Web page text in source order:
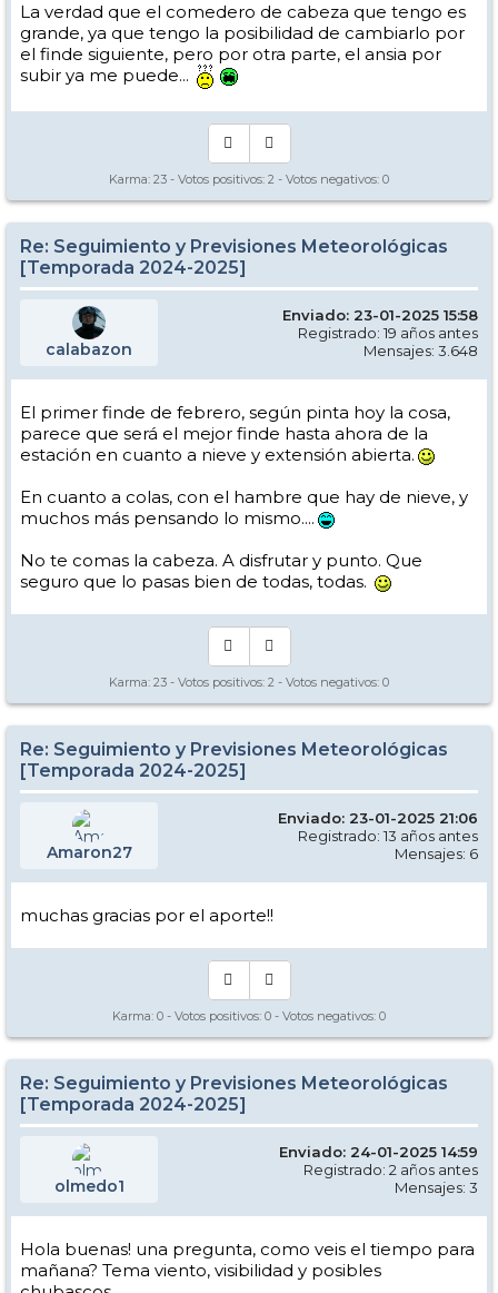
La verdad que el comedero de cabeza que tengo es
grande, ya que tengo la posibilidad de cambiarlo por
el finde siguiente, pero por otra parte, el ansia por
subir ya me puede...
Karma: 23 - Votos positivos: 2 - Votos negativos: 0
Re: Seguimiento y Previsiones Meteorológicas
[Temporada 2024-2025]
calabazon
Enviado: 23-01-2025 15:58
Registrado: 19 años antes
Mensajes: 3.648
El primer finde de febrero, según pinta hoy la cosa,
parece que será el mejor finde hasta ahora de la
estación en cuanto a nieve y extensión abierta.
En cuanto a colas, con el hambre que hay de nieve, y
muchos más pensando lo mismo....
No te comas la cabeza. A disfrutar y punto. Que
seguro que lo pasas bien de todas, todas.
Karma: 23 - Votos positivos: 2 - Votos negativos: 0
Re: Seguimiento y Previsiones Meteorológicas
[Temporada 2024-2025]
Amaron27
Enviado: 23-01-2025 21:06
Registrado: 13 años antes
Mensajes: 6
muchas gracias por el aporte!!
Karma: 0 - Votos positivos: 0 - Votos negativos: 0
Re: Seguimiento y Previsiones Meteorológicas
[Temporada 2024-2025]
olmedo1
Enviado: 24-01-2025 14:59
Registrado: 2 años antes
Mensajes: 3
Hola buenas! una pregunta, como veis el tiempo para
mañana? Tema viento, visibilidad y posibles